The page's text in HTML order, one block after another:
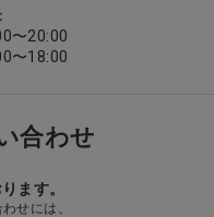
〜20:00
〜18:00
合わせ
ます。
せには、